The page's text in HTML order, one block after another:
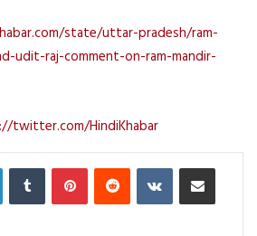
state/uttar-pradesh/ram-
udit-raj-comment-on-ram-mandir-
twitter.com/HindiKhabar
LinkedInTumblr PinterestReddit VKontakteShare via Email